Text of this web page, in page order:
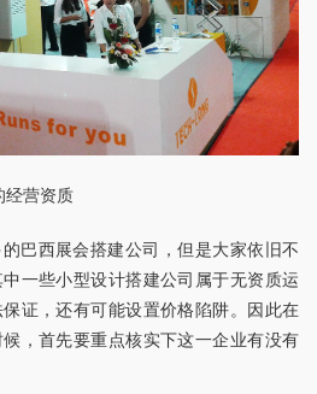
经营资质
巴西展会搭建公司，但是大家依旧不
一些小型设计搭建公司属于无资质运
证，还有可能设置价格陷阱。因此在
，首先要重点核实下这一企业有没有